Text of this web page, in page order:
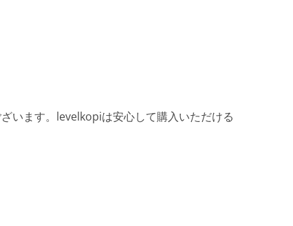
います。levelkopiは安心して購入いただける